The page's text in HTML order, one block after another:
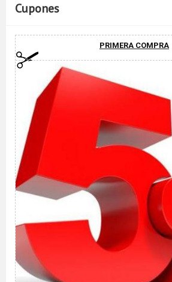
Cupones
PRIMERA COMPRA